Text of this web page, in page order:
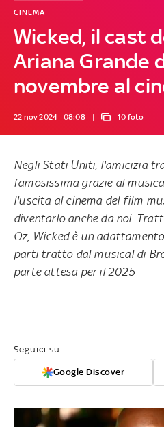
Wicked, il cast
Ariana Grande
novembre al
CINEMA
22 nov 2024 - 08:08 10 foto
Negli Stati Uniti, l'amicizia
famosissima grazie al
l'uscita al cinema del film
diventarlo anche da noi.
Oz, Wicked è un
parti tratto dal musical di
parte attesa per il 2025
Seguici su:
Google Discover